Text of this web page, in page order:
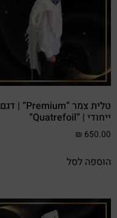
טלית צמר ”Premium” | דגם
ייחודי | ”Quatrefoil”
₪ 650.00
הוספה לסל